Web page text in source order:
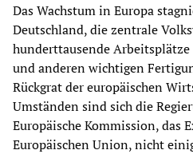
Das Wachstum in Europa
Deutschland, die zentrale
hunderttausende
und anderen wichtigen
Rückgrat der europäischen
Umständen sind sich die
Europäische Kommission, das
Europäischen Union, nicht